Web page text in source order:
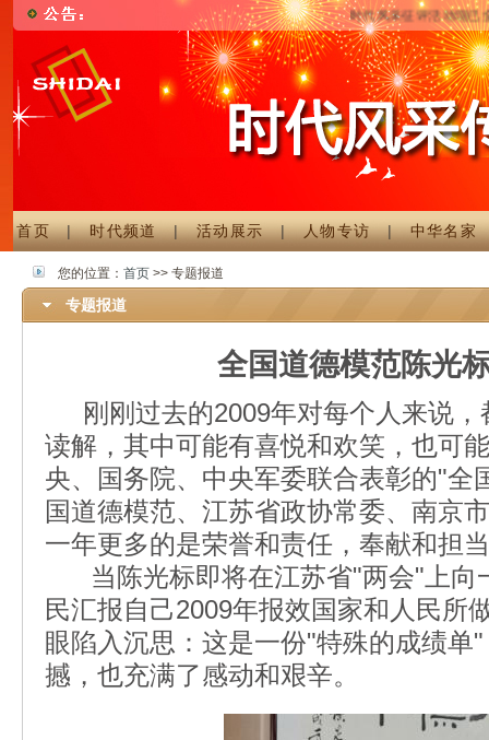
时代风采征评活动现已全面
首页|时代频道|活动展示|人物专访|中华名家
您的位置： 首页 >> 专题报道
专题报道
全国道德模范陈光
刚刚过去的2009年对每个人来说，
读解，其中可能有喜悦和欢笑，也可
央、国务院、中央军委联合表彰的"全
国道德模范、江苏省政协常委、南京
一年更多的是荣誉和责任，奉献和担
当陈光标即将在江苏省"两会"上向
民汇报自己2009年报效国家和人民所
眼陷入沉思：这是一份"特殊的成绩单
撼，也充满了感动和艰辛。